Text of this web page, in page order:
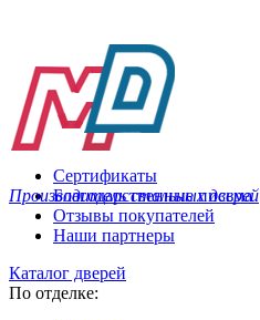
Производитель стальных дверей
Сертификаты
Благодарственные письма
Отзывы покупателей
Наши партнеры
Каталог дверей
По отделке: